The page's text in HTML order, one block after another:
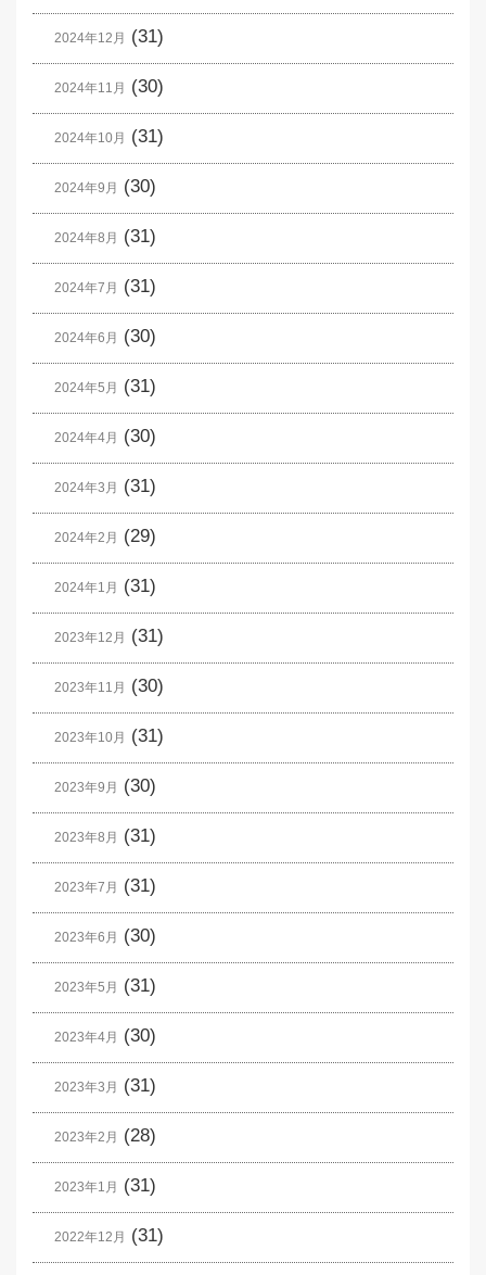
2024年12月 (31)
2024年11月 (30)
2024年10月 (31)
2024年9月 (30)
2024年8月 (31)
2024年7月 (31)
2024年6月 (30)
2024年5月 (31)
2024年4月 (30)
2024年3月 (31)
2024年2月 (29)
2024年1月 (31)
2023年12月 (31)
2023年11月 (30)
2023年10月 (31)
2023年9月 (30)
2023年8月 (31)
2023年7月 (31)
2023年6月 (30)
2023年5月 (31)
2023年4月 (30)
2023年3月 (31)
2023年2月 (28)
2023年1月 (31)
2022年12月 (31)